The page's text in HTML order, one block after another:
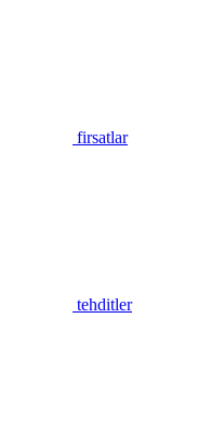
firsatlar
tehditler